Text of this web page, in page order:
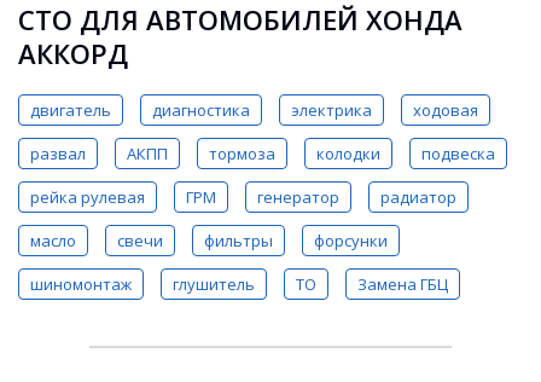
СТО ДЛЯ АВТОМОБИЛЕЙ ХОНДА
АККОРД
двигатель диагностика электрика
ходовая
развал
АКПП тормоза колодки
подвеска
рейка рулевая
ГРМ генератор
радиатор
масло
свечи фильтры
форсунки
шиномонтаж
глушитель ТО Замена ГБЦ